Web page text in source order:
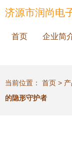
济源市润尚电
首页 企业简
当前位置： 首页 >
的隐形守护者